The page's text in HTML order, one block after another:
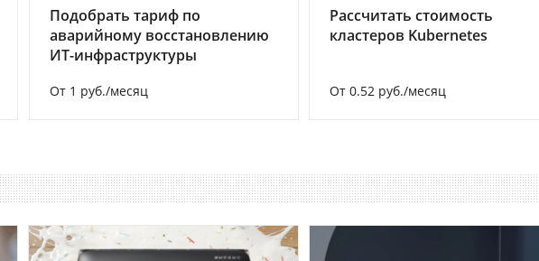
Подобрать тариф по
аварийному восстановлению
ИТ-инфраструктуры
От 1 руб./месяц
Рассчитать стоимость
кластеров Kubernetes
От 0.52 руб./месяц